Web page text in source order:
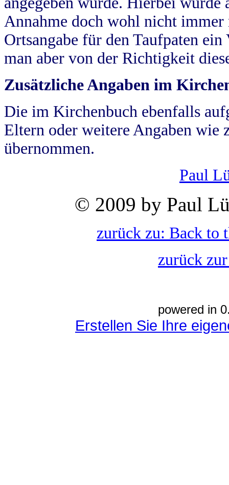
Annahme doch wohl nicht
Ortsangabe für den Taufpaten
man aber von der Richtigkeit
Zusätzliche Angaben im
Die im Kirchenbuch ebenfalls
Eltern oder weitere Angaben wie
übernommen.
Paul
© 2009 by Paul
zurück zu: Back to
zurück
powered in
Erstellen Sie Ihre